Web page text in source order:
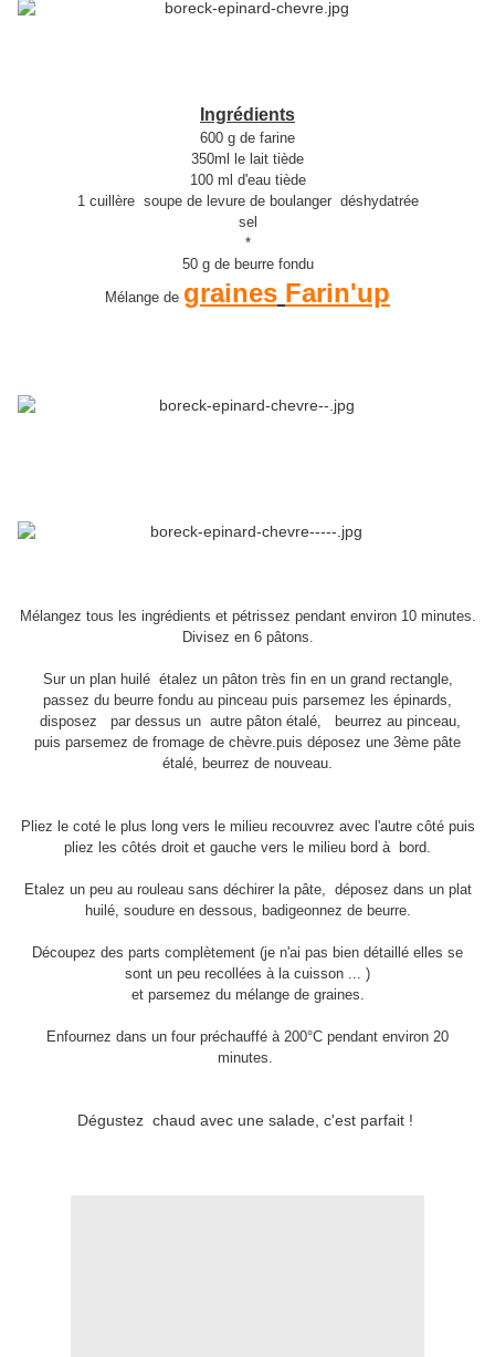
Ingrédients
600 g de farine
350ml le lait tiède
100 ml d'eau tiède
1 cuillère soupe de levure de boulanger déshydatrée
sel
*
50 g de beurre fondu
Mélange de graines Farin'up
Mélangez tous les ingrédients et pétrissez pendant environ 10 minutes.
Divisez en 6 pâtons.
Sur un plan huilé étalez un pâton très fin en un grand rectangle,
passez du beurre fondu au pinceau puis parsemez les épinards,
disposez par dessus un autre pâton étalé, beurrez au pinceau,
puis parsemez de fromage de chèvre.puis déposez une 3ème pâte
étalé, beurrez de nouveau.
Pliez le coté le plus long vers le milieu recouvrez avec l'autre côté puis
pliez les côtés droit et gauche vers le milieu bord à bord.
Etalez un peu au rouleau sans déchirer la pâte, déposez dans un plat
huilé, soudure en dessous, badigeonnez de beurre.
Découpez des parts complètement (je n'ai pas bien détaillé elles se
sont un peu recollées à la cuisson ... )
et parsemez du mélange de graines.
Enfournez dans un four préchauffé à 200°C pendant environ 20
minutes.
Dégustez chaud avec une salade, c'est parfait !